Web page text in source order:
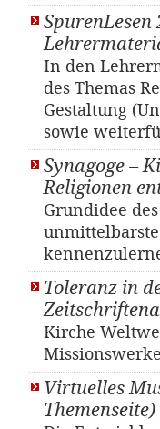
SpurenLesen
In den
des Themas
Gestaltung
sowie
Synagoge –
Religionen
Grundidee
Toleranz in
Kirche
Virtuelles
Themenseite)